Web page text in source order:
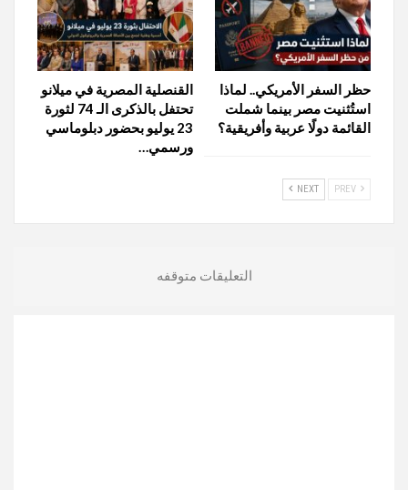
حظر السفر الأمريكي.. لماذا
استُثنيت مصر بينما شملت
القائمة دولًا عربية وأفريقية؟
القنصلية المصرية في ميلانو
تحتفل بالذكرى الـ 74 لثورة
23 يوليو بحضور دبلوماسي
ورسمي…
NEXT
التعليقات متوقفه